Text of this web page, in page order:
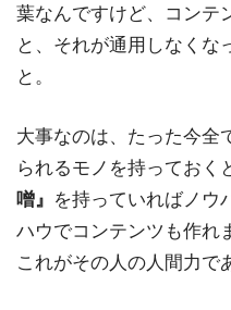
葉なんですけど、コンテ
と、それが通用しなくな
と。
大事なのは、たった今全
られるモノを持っておく
噌』 を持っていればノウ
ハウでコンテンツも作れ
これがその人の人間力で